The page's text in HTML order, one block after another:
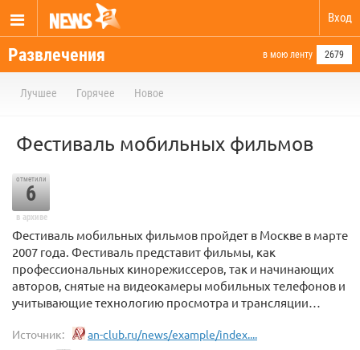
Вход
Развлечения в мою ленту 2679
Лучшее Горячее Новое
Фестиваль мобильных фильмов
отметили
6
в архиве
Фестиваль мобильных фильмов пройдет в Москве в марте
2007 года. Фестиваль представит фильмы, как
профессиональных кинорежиссеров, так и начинающих
авторов, снятые на видеокамеры мобильных телефонов и
учитывающие технологию просмотра и трансляции…
Источник: an-club.ru/news/example/index....